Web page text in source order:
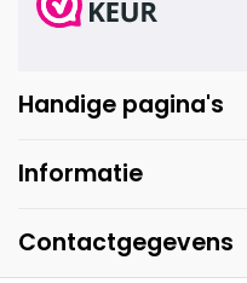
Handige pagina's
Informatie
Contactgegevens